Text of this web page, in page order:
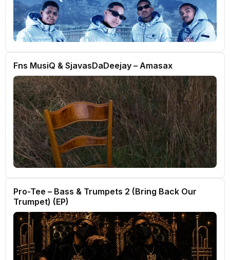
Fns MusiQ & SjavasDaDeejay – Amasax
Pro-Tee – Bass & Trumpets 2 (Bring Back Our
Trumpet) (EP)